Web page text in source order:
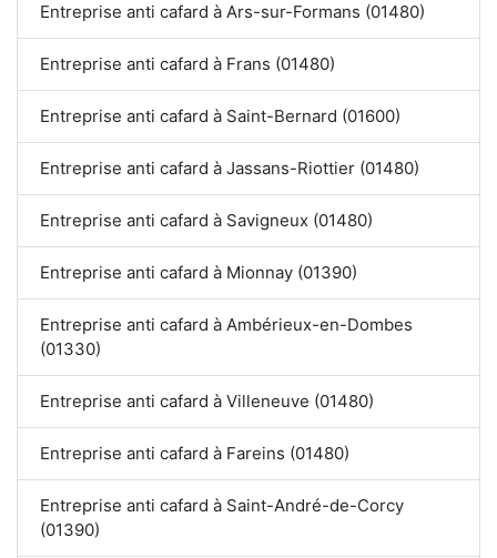
Entreprise anti cafard à Ars-sur-Formans (01480)
Entreprise anti cafard à Frans (01480)
Entreprise anti cafard à Saint-Bernard (01600)
Entreprise anti cafard à Jassans-Riottier (01480)
Entreprise anti cafard à Savigneux (01480)
Entreprise anti cafard à Mionnay (01390)
Entreprise anti cafard à Ambérieux-en-Dombes
(01330)
Entreprise anti cafard à Villeneuve (01480)
Entreprise anti cafard à Fareins (01480)
Entreprise anti cafard à Saint-André-de-Corcy
(01390)